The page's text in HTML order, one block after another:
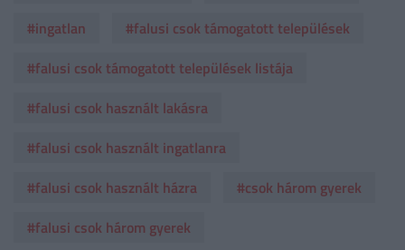
#ingatlan
#falusi csok támogatott települések
#falusi csok támogatott települések listája
#falusi csok használt lakásra
#falusi csok használt ingatlanra
#falusi csok használt házra
#csok három gyerek
#falusi csok három gyerek